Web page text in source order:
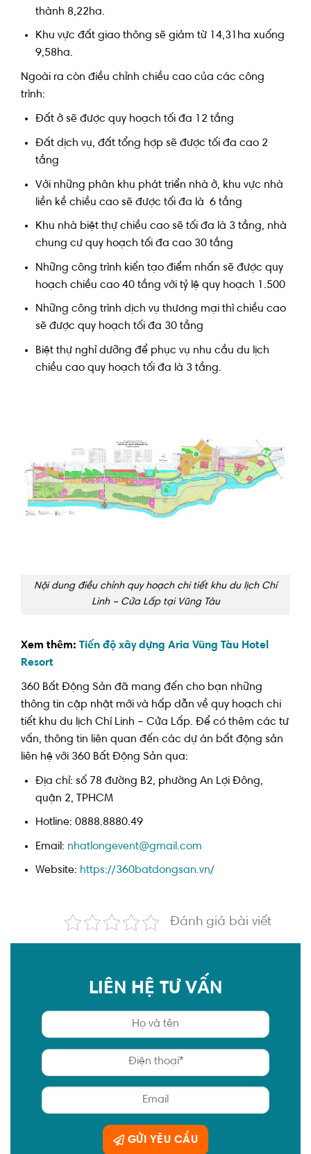
thành 8,22ha.
Khu vực đất giao thông sẽ giảm từ 14,31ha xuống
9,58ha.
Ngoài ra còn điều chỉnh chiều cao của các công
trình:
Đất ở sẽ được quy hoạch tối đa 12 tầng
Đất dịch vụ, đất tổng hợp sẽ được tối đa cao 2
tầng
Với những phân khu phát triển nhà ở, khu vực nhà
liền kề chiều cao sẽ được tối đa là 6 tầng
Khu nhà biệt thự chiều cao sẽ tối đa là 3 tầng, nhà
chung cư quy hoạch tối đa cao 30 tầng
Những công trình kiến tạo điểm nhấn sẽ được quy
hoạch chiều cao 40 tầng với tỷ lệ quy hoạch 1.500
Những công trình dịch vụ thương mại thì chiều cao
sẽ được quy hoạch tối đa 30 tầng
Biệt thự nghỉ dưỡng để phục vụ nhu cầu du lịch
chiều cao quy hoạch tối đa là 3 tầng.
Nội dung điều chỉnh quy hoạch chi tiết khu du lịch Chí
Linh – Cửa Lấp tại Vũng Tàu
Xem thêm: Tiến độ xây dựng Aria Vũng Tàu Hotel
Resort
360 Bất Động Sản đã mang đến cho bạn những
thông tin cập nhật mới và hấp dẫn về quy hoạch chi
tiết khu du lịch Chí Linh – Cửa Lấp. Để có thêm các tư
vấn, thông tin liên quan đến các dự án bất động sản
liên hệ với 360 Bất Động Sản qua:
Địa chỉ: số 78 đường B2, phường An Lợi Đông,
quận 2, TPHCM
Hotline: 0888.8880.49
Email: nhatlongevent@gmail.com
Website: https://360batdongsan.vn/
Đánh giá bài viết
LIÊN HỆ TƯ VẤN
GỬI YÊU CẦU